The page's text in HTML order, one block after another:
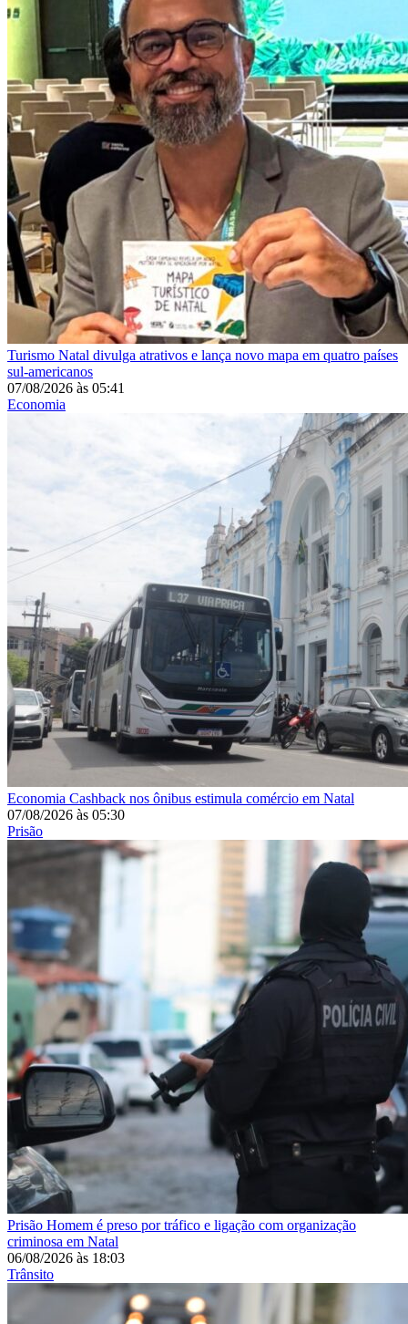
Turismo Natal divulga atrativos e lança novo mapa em quatro países
sul-americanos
07/08/2026 às 05:41
Economia
Economia Cashback nos ônibus estimula comércio em Natal
07/08/2026 às 05:30
Prisão
Prisão Homem é preso por tráfico e ligação com organização
criminosa em Natal
06/08/2026 às 18:03
Trânsito